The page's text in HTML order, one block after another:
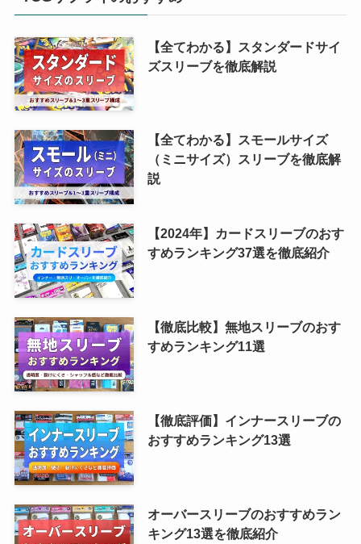
【全てわかる】スタンダードサイ
ズスリーブを徹底解説
【全てわかる】スモールサイズ
（ミニサイズ）スリーブを徹底解
説
【2024年】カードスリーブのおす
すめランキング37選を徹底紹介
【徹底比較】無地スリーブのおす
すめランキング11選
【徹底評価】インナースリーブの
おすすめランキング13選
オーバースリーブのおすすめラン
キング13選を徹底紹介